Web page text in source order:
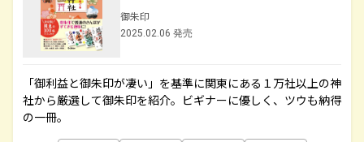
御朱印
2025.02.06 発売
「御利益と御朱印が凄い」を基準に関東にある１万社以上の神
社から厳選して御朱印を紹介。ビギナーに優しく、ツウも納得
の一冊。